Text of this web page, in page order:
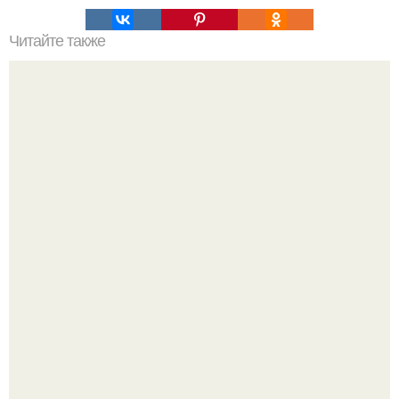
Читайте также